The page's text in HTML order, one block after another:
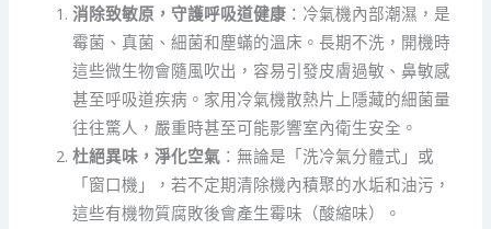
消除致敏原，守護呼吸道健康 ：冷氣機內部潮濕，是
霉菌、真菌、細菌和塵蟎的溫床。長期不洗，開機時
這些微生物會隨風吹出，容易引發皮膚過敏、鼻敏感
甚至呼吸道疾病。家用冷氣機散熱片上隱藏的細菌量
往往驚人，嚴重時甚至可能影響室內衛生安全。
杜絕異味，淨化空氣 ：無論是「洗冷氣分體式」或
「窗口機」，若不定期清除機內積聚的水垢和油污，
這些有機物質腐敗後會產生霉味（酸縮味）。